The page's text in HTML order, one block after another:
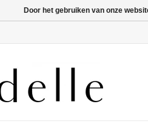
Door het gebruiken van onze